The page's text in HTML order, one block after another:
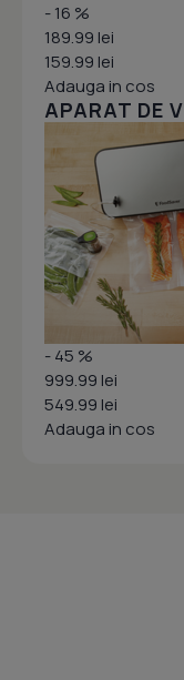
- 16 %
189.99 lei
159.99 lei
Adauga in cos
APARAT DE
- 45 %
999.99 lei
549.99 lei
Adauga in cos